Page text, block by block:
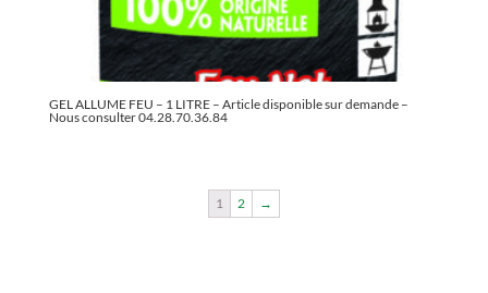
GEL ALLUME FEU – 1 LITRE – Article disponible sur demande –
Nous consulter 04.28.70.36.84
1 2 →